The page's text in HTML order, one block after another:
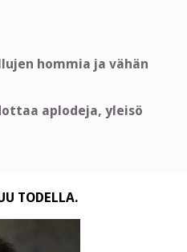
hommia ja vähän
aplodeja, yleisö
TODELLA.